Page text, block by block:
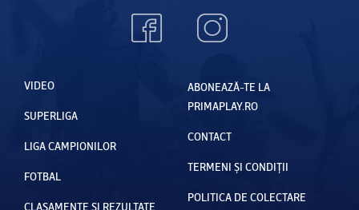
VIDEO
SUPERLIGA
LIGA CAMPIONILOR
FOTBAL
CLASAMENTE ȘI REZULTATE
ABONEAZĂ-TE LA
PRIMAPLAY.RO
CONTACT
TERMENI ȘI CONDIȚII
POLITICA DE COLECTARE